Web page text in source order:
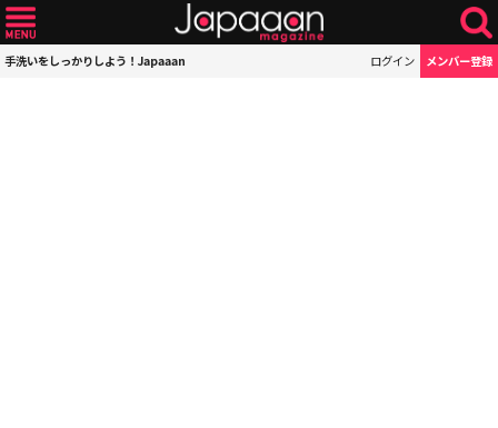
手洗いをしっかりしよう！Japaaan ログイン メンバー登録